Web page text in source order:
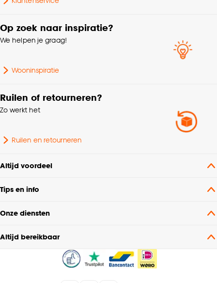
Op zoek naar inspiratie?
We helpen je graag!
Wooninspiratie
Ruilen of retourneren?
Zo werkt het
Ruilen en retourneren
Altijd voordeel
Tips en info
Onze diensten
Altijd bereikbaar